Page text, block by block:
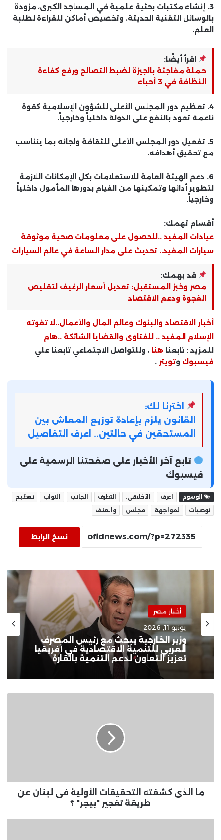
3. إنشاء مكتبات بحثية علمية في المساجد الكبرى، مزودة
بالوسائل التقنية الحديثة، وتخصيص أماكن للقراءة لطلبة
العلم.
اقرأ أيضًا:
حملة مفاجئة بالجيزة لضبط التصالح ورفع كفاءة
النظافة في 3 أحياء
4. تعظيم دور المجلس الأعلى للشؤون الإسلامية كقوة
ناعمة تعود بالنفع على الدولة داخلياً وخارجياً.
5. تفعيل دور المجلس الأعلى للثقافة ولجانه بما يتناسب
مع تحقيق أهدافه.
6. دعم الهيئة العامة للاستعلامات بكل الإمكانات اللازمة
لتطوير أدائها وتمكينها من القيام بدورها المأمول داخلياً
وخارجياً.
أقسام تهمك:
عيادات المفيد ..للحصول على معلومات صحية موثوقة
سيارات المفيد.. تحديث على مدار الساعة في عالم السيارات
قد يهمك:
مصر وخبز المستقبل: تعديل أسعار الرغيف لتقليص
الفجوة ودعم الاقتصاد
أخبار الاقتصاد والبنوك وعالم المال والأعمال..لا تفوته
الإسلام المفيد .. للفتاوى والقضايا الشائكة ..هام
للمزيد : تابعنا هنا ، وللتواصل الاجتماعي تابعنا علي
فيسبوك وتويتر .
اخترنا لك:
القانون يلزم بإعادة توزيع المعاش بين
المستحقين في حالتين.. اعرف التفاصيل
تابع آخر الأخبار على صفحتنا الرسمية على
فيسبوك
الوسوم اعرف الأخلاقى. التطرف الجانب النواب
تعظيم
توصيات
لمواجهة مجلس والعنف
نسخ الرابط
أخبار مصر
يونيو 11, 2026
وزير الخارجية يبحث مع رئيس المصرف
العربي للتنمية الاقتصادية في أفريقيا
تعزيز التعاون لدعم التنمية بالقارة
طريقة
تفجيرما الذى كشفته التحقيقات الأولية فى لبنان عن
طريقة تفجير "بيجر" ؟